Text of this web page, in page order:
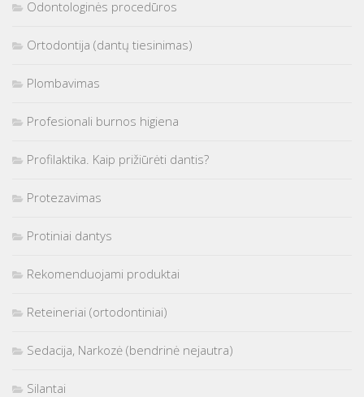
Odontologinės procedūros
Ortodontija (dantų tiesinimas)
Plombavimas
Profesionali burnos higiena
Profilaktika. Kaip prižiūrėti dantis?
Protezavimas
Protiniai dantys
Rekomenduojami produktai
Reteineriai (ortodontiniai)
Sedacija, Narkozė (bendrinė nejautra)
Silantai